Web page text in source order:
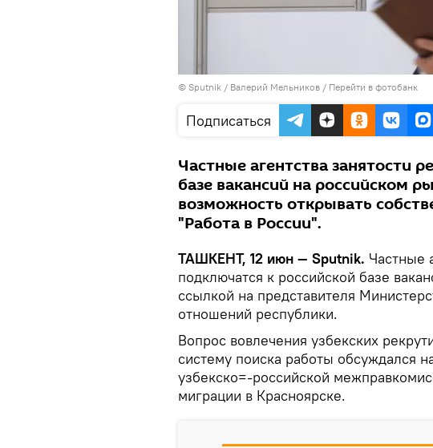
© Sputnik / Валерий Мельников / Перейти в фотобанк
Подписаться
Частные агентства занятости
базе вакансий на российском
возможность открывать
"Работа в России".
ТАШКЕНТ, 12 июн — Sputnik. Частные
подключатся к российской базе
ссылкой на представителя
отношений республики.
Вопрос вовлечения узбекских
систему поиска работы обсуждался
узбекско=-российской
миграции в Красноярске.